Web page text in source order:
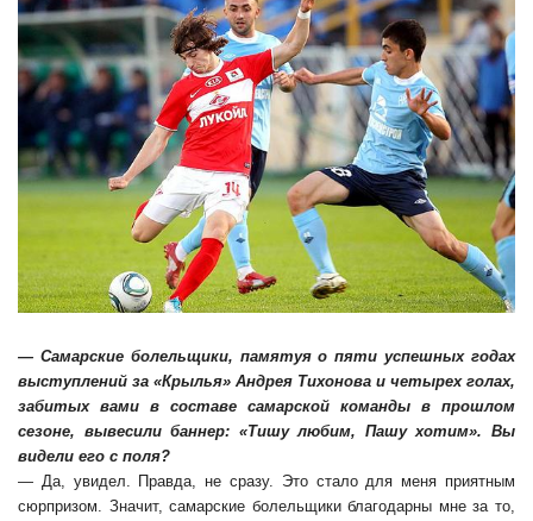
— Самарские болельщики, памятуя о пяти успешных годах
выступлений за «Крылья» Андрея Тихонова и четырех голах,
забитых вами в составе самарской команды в прошлом
сезоне, вывесили баннер: «Тишу любим, Пашу хотим». Вы
видели его с поля?
— Да, увидел. Правда, не сразу. Это стало для меня приятным
сюрпризом. Значит, самарские болельщики благодарны мне за то,